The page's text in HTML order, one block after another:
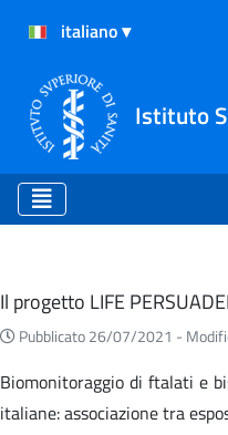
Istituto
Eventi
Il progetto LIFE
Pubblicato 26/07/2021 -
Biomonitoraggio di ftalati e
italiane: associazione tra